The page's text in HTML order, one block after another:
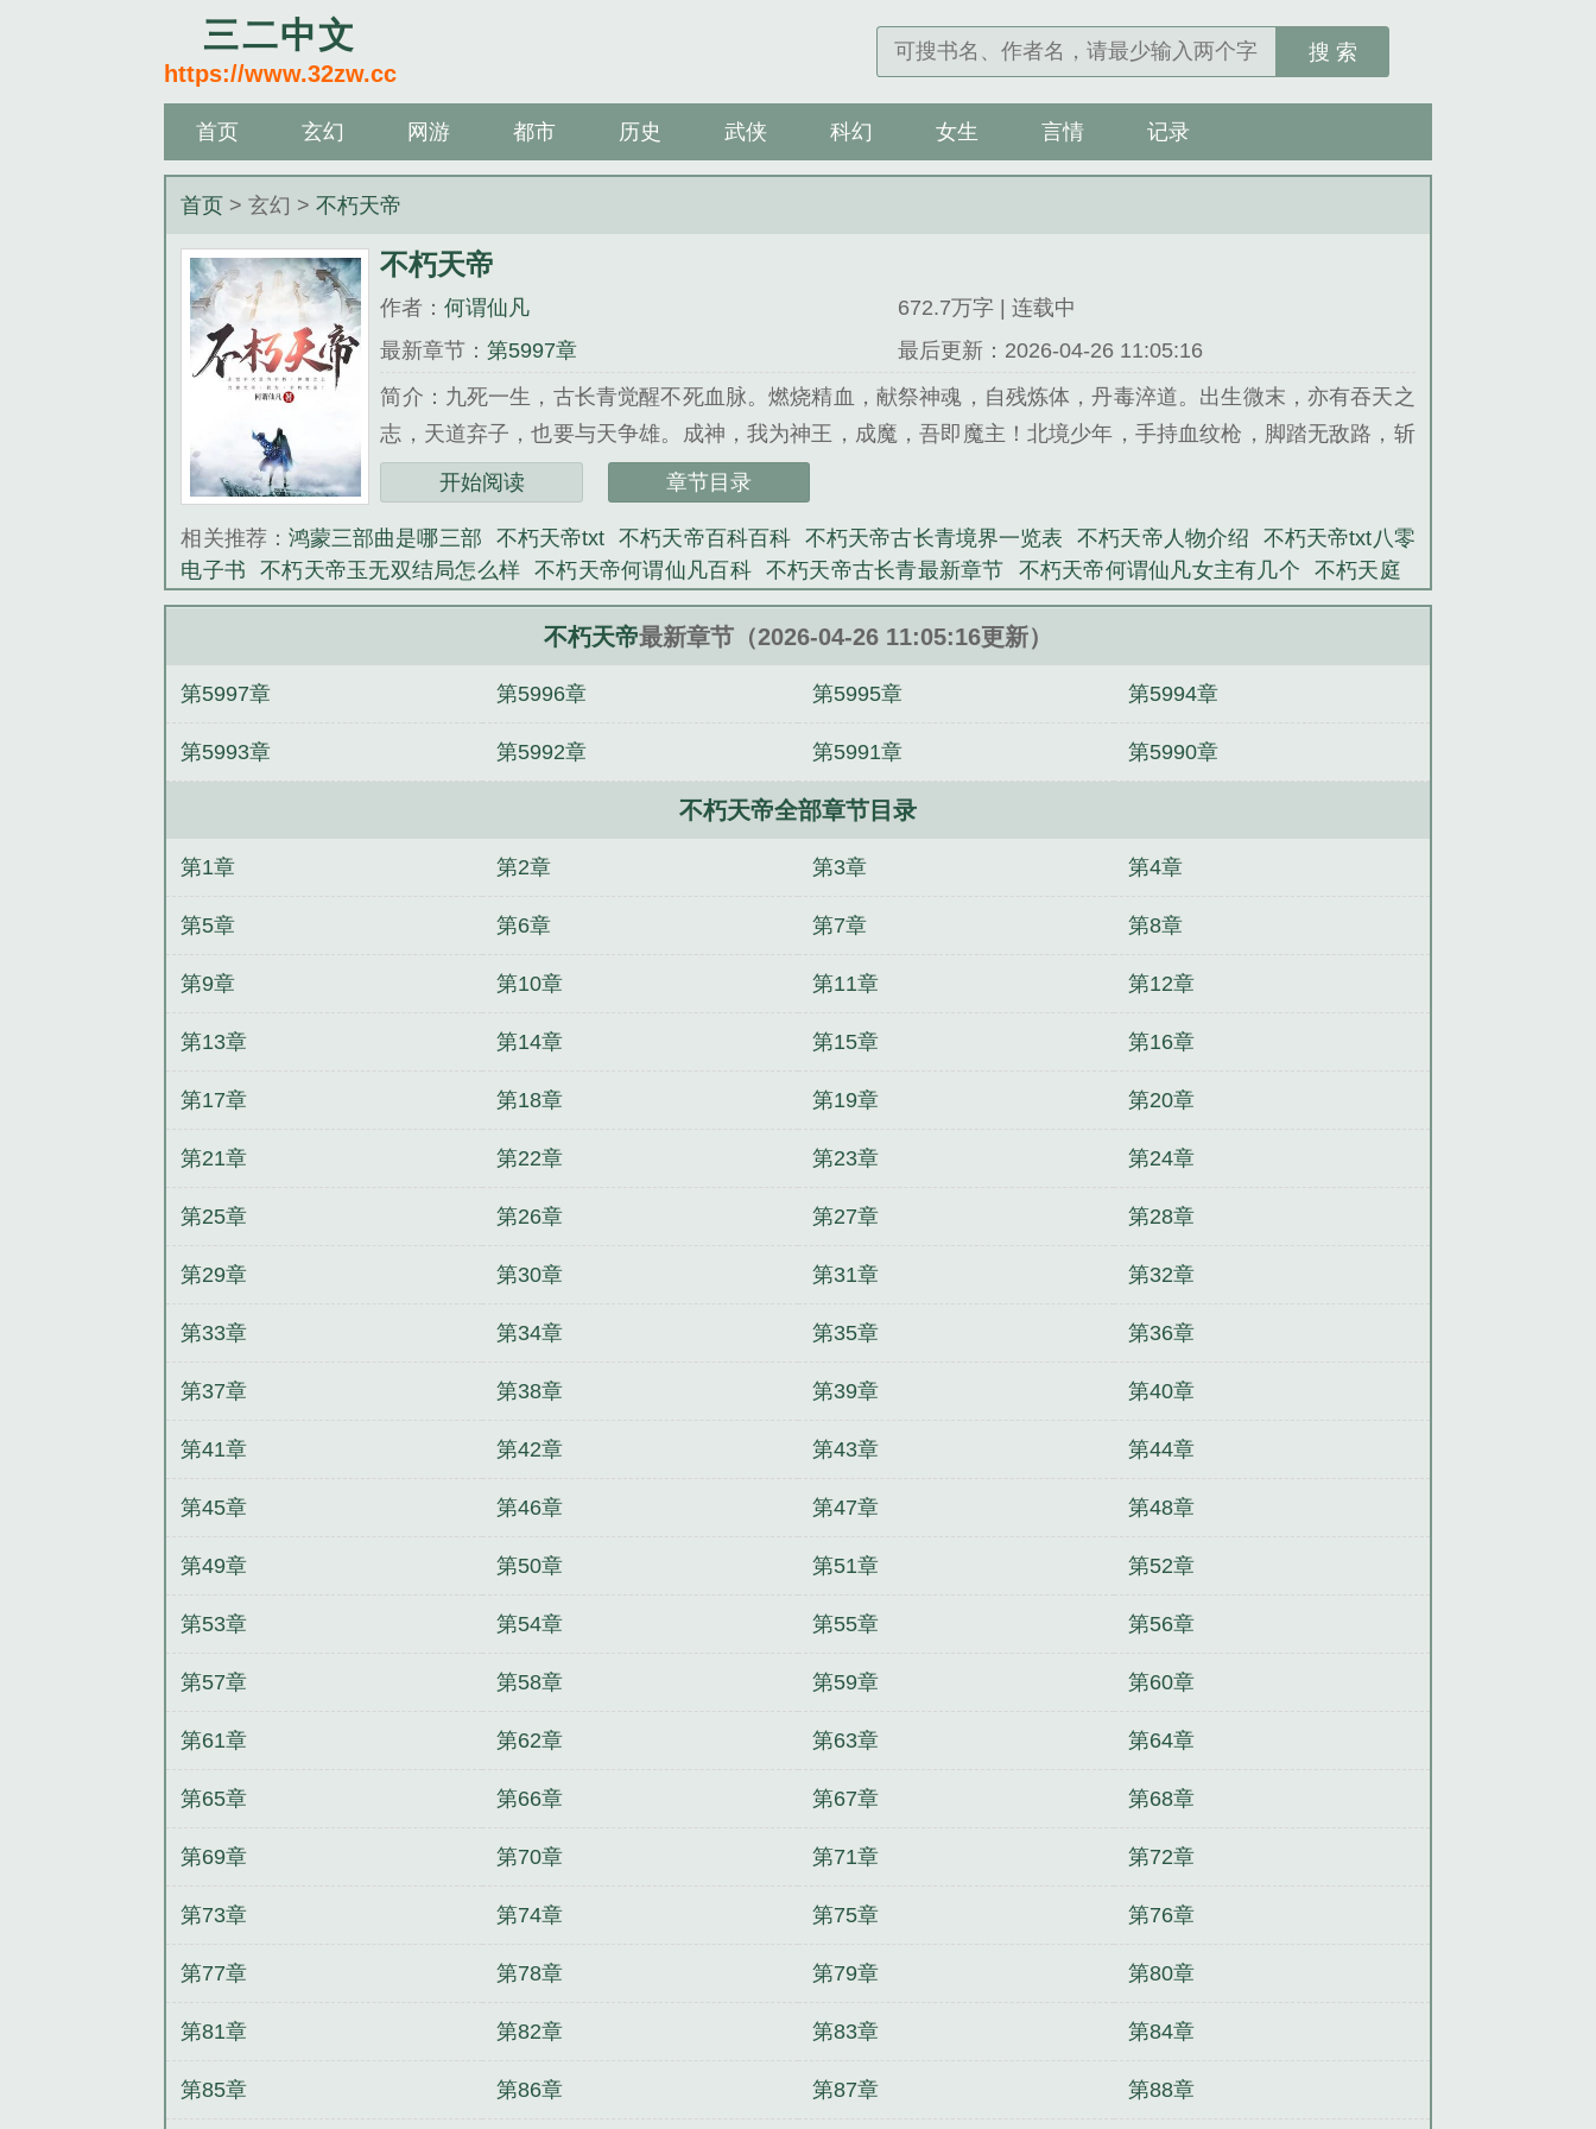
三二中文
https://www.32zw.cc
搜 索
首页 玄幻 网游 都市 历史 武侠 科幻 女生 言情 记录
首页 > 玄幻 >不朽天帝
不朽天帝
作者：何谓仙凡
672.7万字 | 连载中
最新章节：第5997章
最后更新：2026-04-26 11:05:16
简介：九死一生，古长青觉醒不死血脉。燃烧精血，献祭神魂，自残炼体，丹毒淬道。出生微末，亦有吞天之
志，天道弃子，也要与天争雄。成神，我为神王，成魔，吾即魔主！北境少年，手持血纹枪，脚踏无敌路，斩
帝子，屠魔胎，诛至圣，聚道魂，枪道千万里，天下何人敢称尊？...
《不朽天帝》是何谓仙凡精心创作的玄幻类小说。
开始阅读 章节目录
相关推荐： 鸿蒙三部曲是哪三部 不朽天帝txt 不朽天帝百科百科 不朽天帝古长青境界一览表 不朽天帝人物介绍
不朽天帝txt八零
电子书
不朽天帝玉无双结局怎么样 不朽天帝何谓仙凡百科 不朽天帝古长青最新章节 不朽天帝何谓仙凡女主有几个
不朽天庭
不朽天帝百度百科女主 不朽天帝最新章节列表 玄幻之不朽天帝 不朽天帝何谓仙凡 不朽天帝笔趣阁 不朽天帝有几个女主 不朽
不朽天帝百度百科何谓仙凡 不朽天帝女主角 不朽天帝免费阅读
读
不朽天帝的境界划分 不朽天帝古长青完整版 不朽天帝精校全本TXT 不朽天帝楚枫 不朽天帝紫苏是谁
百度百科
不朽天帝宁清澜 不朽天帝古长青女主角是谁 不朽天帝境界划分一览
不朽天帝何谓仙凡境界划分 不朽天帝等级划分详细
不朽天帝好看吗 不朽天帝境界划分详细大全
几个女主
不朽天帝百度百科 不朽天帝古长青楚云墨 不朽天帝萧凡 不朽神帝楚天武 不朽天帝在线阅读
TXT
不朽天帝境界一览表 不朽天帝女主 不朽天帝男主几个老婆
不朽天帝最新章节（2026-04-26 11:05:16更新）
第5997章 第5996章 第5995章 第5994章
第5993章 第5992章 第5991章 第5990章
不朽天帝全部章节目录
第1章 第2章 第3章 第4章
第5章 第6章 第7章 第8章
第9章 第10章 第11章 第12章
第13章 第14章 第15章 第16章
第17章 第18章 第19章 第20章
第21章 第22章 第23章 第24章
第25章 第26章 第27章 第28章
第29章 第30章 第31章 第32章
第33章 第34章 第35章 第36章
第37章 第38章 第39章 第40章
第41章 第42章 第43章 第44章
第45章 第46章 第47章 第48章
第49章 第50章 第51章 第52章
第53章 第54章 第55章 第56章
第57章 第58章 第59章 第60章
第61章 第62章 第63章 第64章
第65章 第66章 第67章 第68章
第69章 第70章 第71章 第72章
第73章 第74章 第75章 第76章
第77章 第78章 第79章 第80章
第81章 第82章 第83章 第84章
第85章 第86章 第87章 第88章